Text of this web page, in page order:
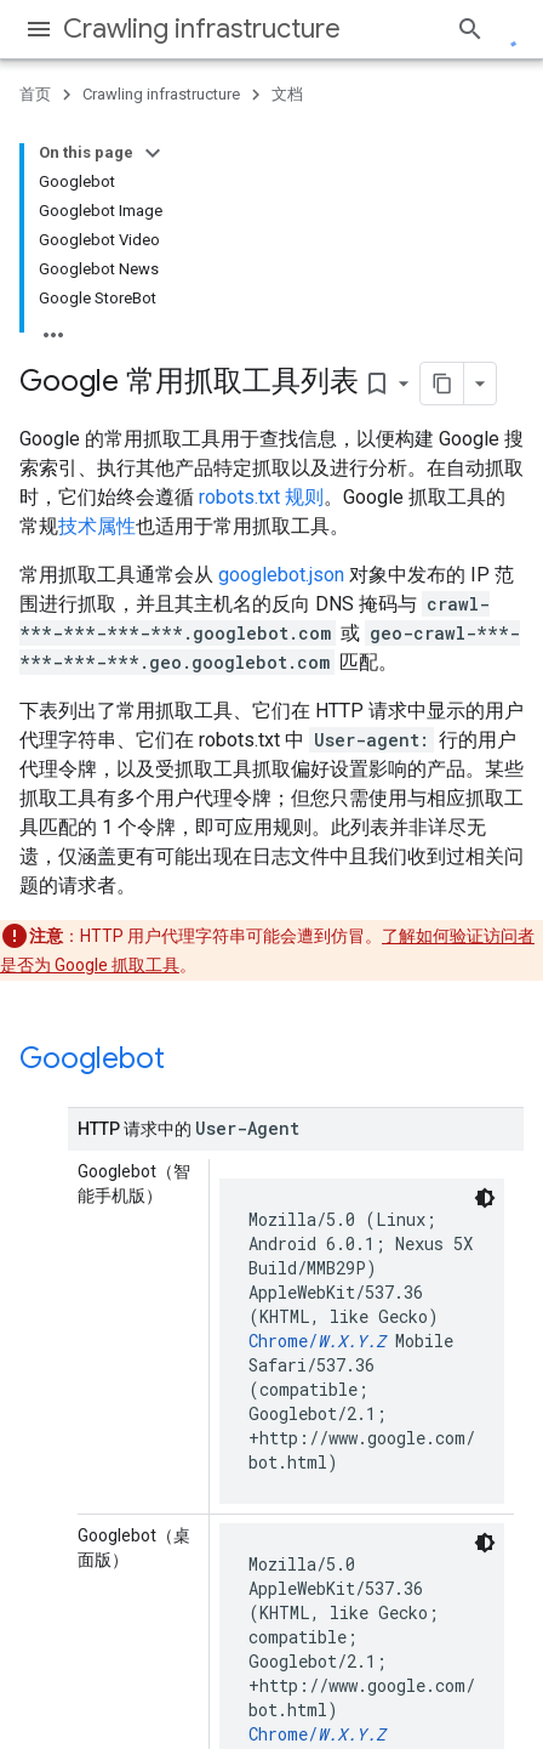
Crawling infrastructure
首页 Crawling infrastructure 文档
On this page
Googlebot
Googlebot Image
Googlebot Video
Googlebot News
Google StoreBot
Google 常用抓取工具列表 bookmark_border
Google 的常用抓取工具用于查找信息，以便构建 Google 搜
索索引、执行其他产品特定抓取以及进行分析。在自动抓取
时，它们始终会遵循 robots.txt 规则。Google 抓取工具的
常规技术属性也适用于常用抓取工具。
常用抓取工具通常会从 googlebot.json 对象中发布的 IP 范
围进行抓取，并且其主机名的反向 DNS 掩码与 crawl-
***-***-***-***.googlebot.com 或 geo-crawl-***-
***-***-***.geo.googlebot.com 匹配。
下表列出了常用抓取工具、它们在 HTTP 请求中显示的用户
代理字符串、它们在 robots.txt 中 User-agent: 行的用户
代理令牌，以及受抓取工具抓取偏好设置影响的产品。某些
抓取工具有多个用户代理令牌；但您只需使用与相应抓取工
具匹配的 1 个令牌，即可应用规则。此列表并非详尽无
遗，仅涵盖更有可能出现在日志文件中且我们收到过相关问
题的请求者。
注意 ：HTTP 用户代理字符串可能会遭到仿冒。 了解如何验证访问者
是否为 Google 抓取工具。
Googlebot
HTTP 请求中的 User-Agent
Googlebot（智
能手机版）
Mozilla/5.0 (Linux;
Android 6.0.1; Nexus 5X
Build/MMB29P)
AppleWebKit/537.36
(KHTML, like Gecko)
Chrome/W.X.Y.ZMobile
Safari/537.36
(compatible;
Googlebot/2.1;
+http://www.google.com/
bot.html)
Googlebot（桌
面版）
Mozilla/5.0
AppleWebKit/537.36
(KHTML, like Gecko;
compatible;
Googlebot/2.1;
+http://www.google.com/
bot.html)
Chrome/W.X.Y.Z